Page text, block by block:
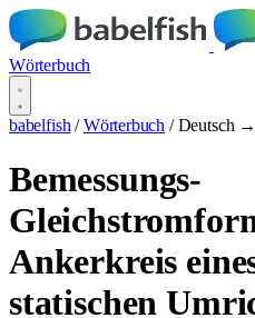
Wörterbuch
babelfish / Wörterbuch / Deutsch
Bemessungs-
Ankerkreis
statischen